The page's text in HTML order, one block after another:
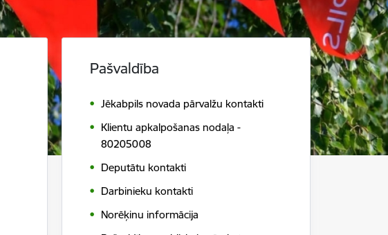
Pašvaldība
Jēkabpils novada pārvalžu kontakti
Klientu apkalpošanas nodaļa -
80205008
Deputātu kontakti
Darbinieku kontakti
Norēķinu informācija